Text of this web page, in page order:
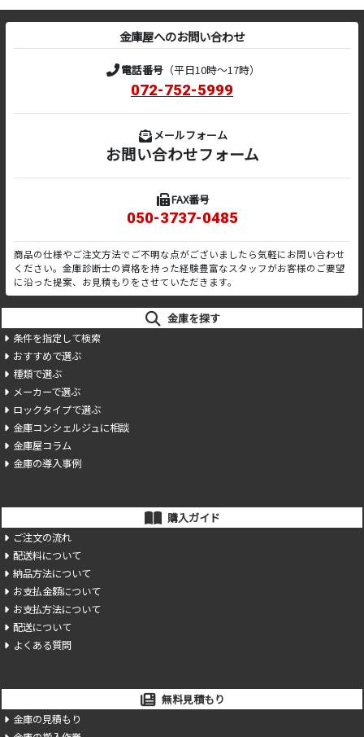
金庫屋へのお問い合わせ
電話番号（平日10時～17時）
072-752-5999
メールフォーム
お問い合わせフォーム
FAX番号
050-3737-0485
商品の仕様やご注文方法でご不明な点がございましたら気軽にお問い合わせ
ください。金庫診断士の資格を持った経験豊富なスタッフがお客様のご要望
に沿った提案、お見積もりをさせていただきます。
金庫を探す
条件を指定して検索
おすすめで選ぶ
種類で選ぶ
メーカーで選ぶ
ロックタイプで選ぶ
金庫コンシェルジュに相談
金庫屋コラム
金庫の導入事例
購入ガイド
ご注文の流れ
配送料について
納品方法について
お支払金額について
お支払方法について
配送について
よくある質問
無料見積もり
金庫の見積もり